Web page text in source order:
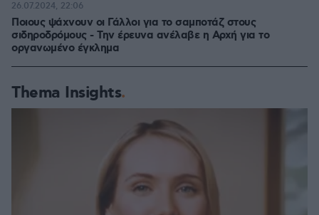
Ποιους ψάχνουν οι Γάλλοι για το σαμποτάζ στους
σιδηροδρόμους - Την έρευνα ανέλαβε η Αρχή για το
οργανωμένο έγκλημα
26.07.2024, 22:06
Thema Insights